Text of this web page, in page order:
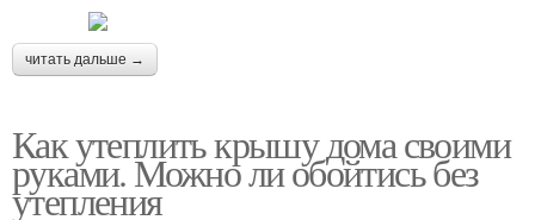
читать дальше →
Как утеплить крышу дома своими
руками. Можно ли обойтись без
утепления